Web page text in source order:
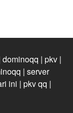
dominoqq | pkv |
| server
ini | pkv qq |